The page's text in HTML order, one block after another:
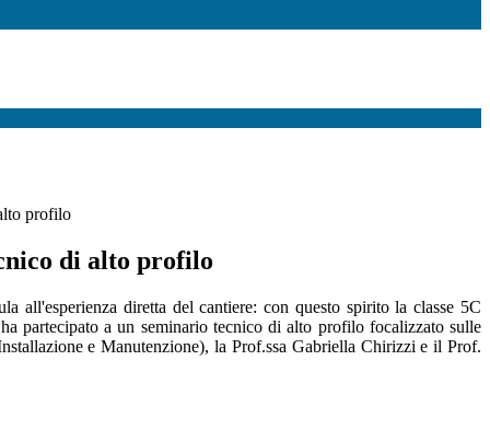
profilo
di alto profilo
all'esperienza diretta del cantiere: con questo spirito la classe 5C
partecipato a un seminario tecnico di alto profilo focalizzato sulle
e Manutenzione), la Prof.ssa Gabriella Chirizzi e il Prof.